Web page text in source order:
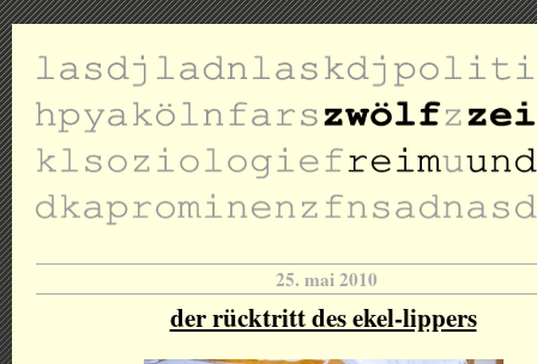
25. mai 2010
der rücktritt des ekel-lippers